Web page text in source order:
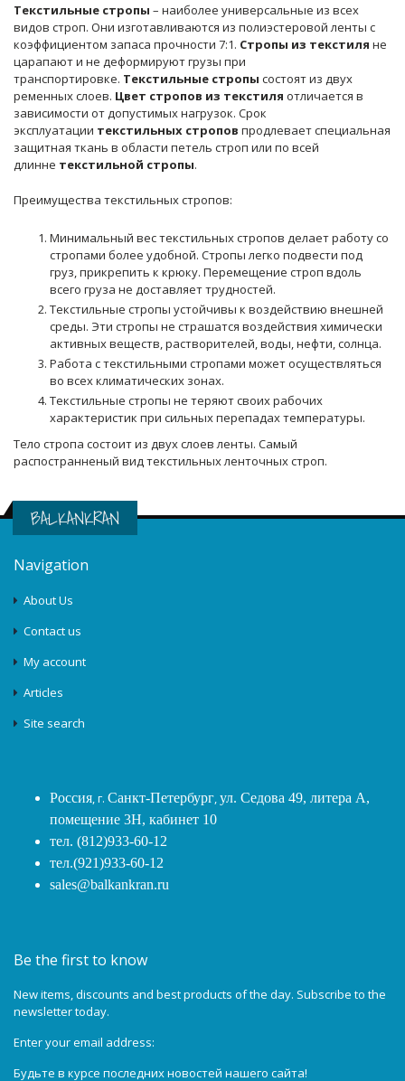
Текстильные стропы – наиболее универсальные из всех
видов строп. Они изготавливаются из полиэстеровой ленты с
коэффициентом запаса прочности 7:1. Стропы из текстиля не
царапают и не деформируют грузы при
транспортировке. Текстильные стропы состоят из двух
ременных слоев. Цвет стропов из текстиля отличается в
зависимости от допустимых нагрузок. Срок
эксплуатации текстильных стропов продлевает специальная
защитная ткань в области петель строп или по всей
длинне текстильной стропы.
Преимущества текстильных стропов:
Минимальный вес текстильных стропов делает работу со
стропами более удобной. Стропы легко подвести под
груз, прикрепить к крюку. Перемещение строп вдоль
всего груза не доставляет трудностей.
Текстильные стропы устойчивы к воздействию внешней
среды. Эти стропы не страшатся воздействия химически
активных веществ, растворителей, воды, нефти, солнца.
Работа с текстильными стропами может осуществляться
во всех климатических зонах.
Текстильные стропы не теряют своих рабочих
характеристик при сильных перепадах температуры.
Тело стропа состоит из двух слоев ленты. Самый
распостранненый вид текстильных ленточных строп.
BALKANKRAN
Navigation
About Us
Contact us
My account
Articles
Site search
Россия, г. Санкт-Петербург,ул. Седова 49, литера А,
помещение 3Н, кабинет 10
тел. (812)933-60-12
тел.(921)933-60-12
sales@balkankran.ru
Be the first to know
New items, discounts and best products of the day. Subscribe to the
newsletter today.
Enter your email address:
Будьте в курсе последних новостей нашего сайта!